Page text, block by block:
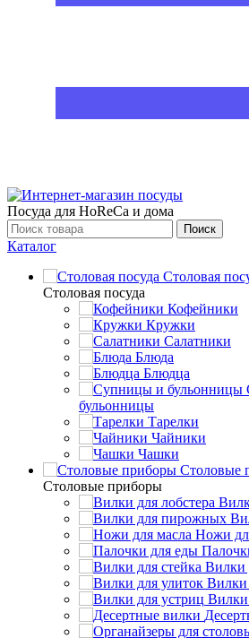
Посуда для HoReCa и дома
Поиск
Каталог
Столовая
Столовая посуда
Кофейники
Кружки
Салатники
Блюда
Блюдца
бульонницы
Тарелки
Чайники
Чашки
Cтоловые
Cтоловые приборы
Ножи
Вилки
Вилки
Вилки